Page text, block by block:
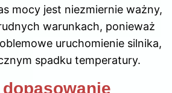
mocy jest niezmiernie ważny,
warunkach, ponieważ
uruchomienie silnika,
spadku temperatury.